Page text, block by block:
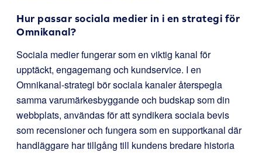
Hur passar sociala medier in i en strategi för
Omnikanal?
Sociala medier fungerar som en viktig kanal för
upptäckt, engagemang och kundservice. I en
Omnikanal-strategi bör sociala kanaler återspegla
samma varumärkesbyggande och budskap som din
webbplats, användas för att syndikera sociala bevis
som recensioner och fungera som en supportkanal där
handläggare har tillgång till kundens bredare historia